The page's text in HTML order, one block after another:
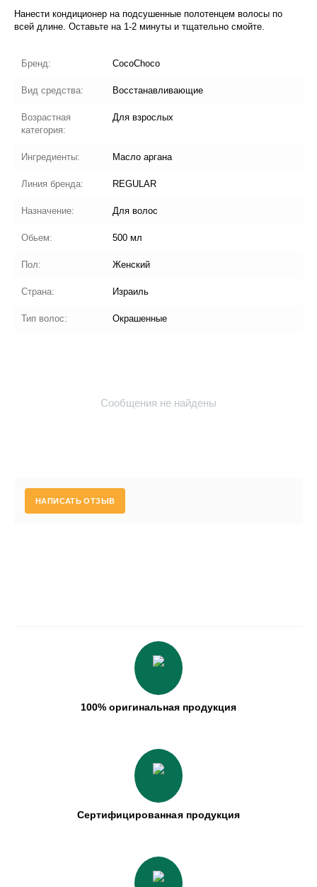
Нанести кондиционер на подсушенные полотенцем волосы по
всей длине. Оставьте на 1-2 минуты и тщательно смойте.
Бренд: CocoChoco
Вид средства: Восстанавливающие
Возрастная
категория:
Для взрослых
Ингредиенты: Масло аргана
Линия бренда: REGULAR
Назначение: Для волос
Обьем: 500 мл
Пол: Женский
Страна: Израиль
Тип волос: Окрашенные
Сообщения не найдены
НАПИСАТЬ ОТЗЫВ
100% оригинальная продукция
Сертифицированная продукция